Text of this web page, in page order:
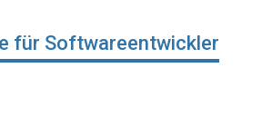
für Softwareentwickler